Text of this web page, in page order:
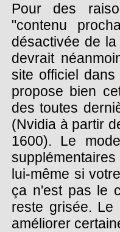
Pour des
"contenu
désactivée de
devrait
site officiel
propose bien
des toutes
(Nvidia à partir
1600). Le
lui-même si
ça n'est pas le
reste grisée. Le
améliorer